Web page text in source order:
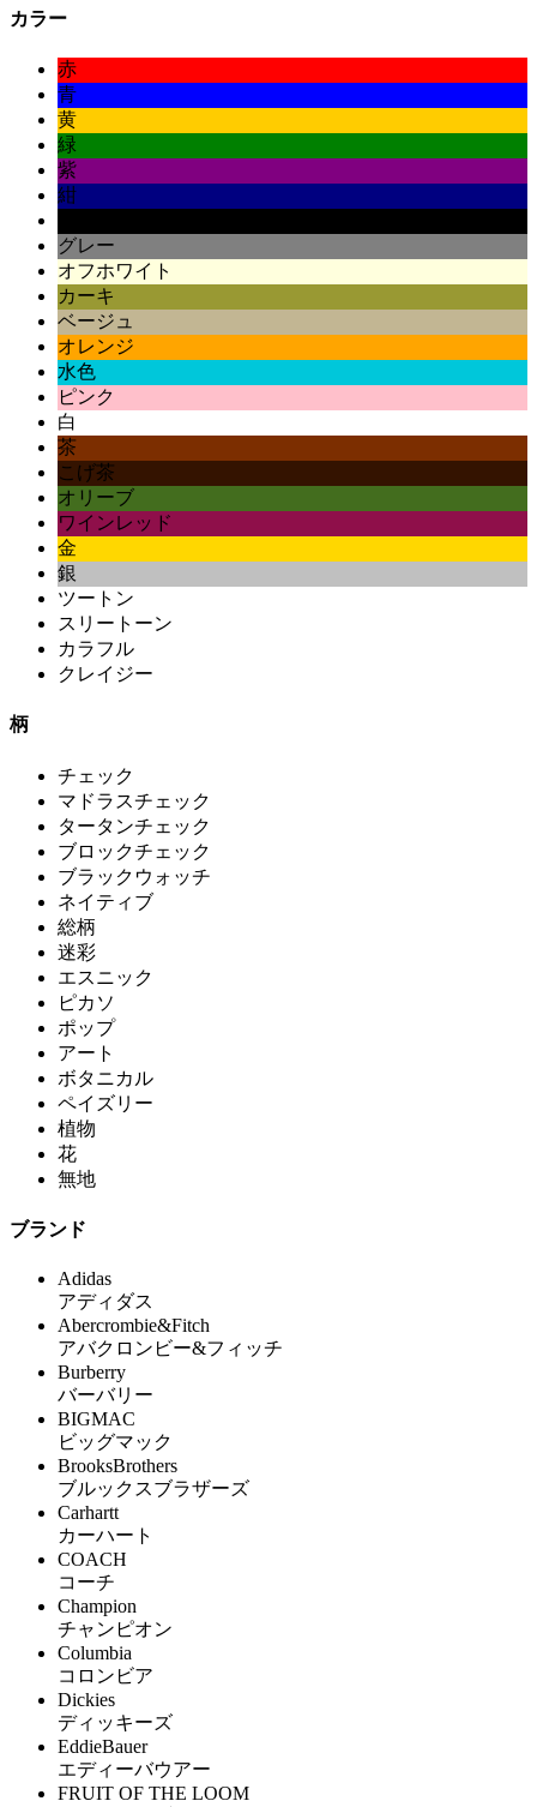
カラー
赤
青
黄
緑
紫
紺
グレー
オフホワイト
カーキ
ベージュ
オレンジ
水色
ピンク
白
茶
こげ茶
オリーブ
ワインレッド
金
銀
ツートン
スリートーン
カラフル
クレイジー
柄
チェック
マドラスチェック
タータンチェック
ブロックチェック
ブラックウォッチ
ネイティブ
総柄
迷彩
エスニック
ピカソ
ポップ
アート
ボタニカル
ペイズリー
植物
花
無地
ブランド
Adidas
アディダス
Abercrombie&Fitch
アバクロンビー&フィッチ
Burberry
バーバリー
BIGMAC
ビッグマック
BrooksBrothers
ブルックスブラザーズ
Carhartt
カーハート
COACH
コーチ
Champion
チャンピオン
Columbia
コロンビア
Dickies
ディッキーズ
EddieBauer
エディーバウアー
FRUIT OF THE LOOM